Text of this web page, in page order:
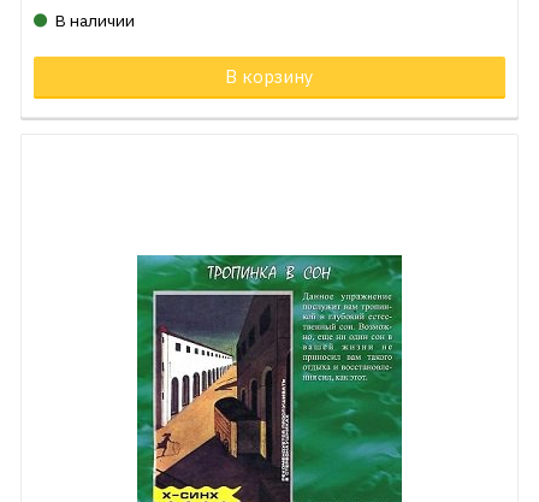
В наличии
В корзину